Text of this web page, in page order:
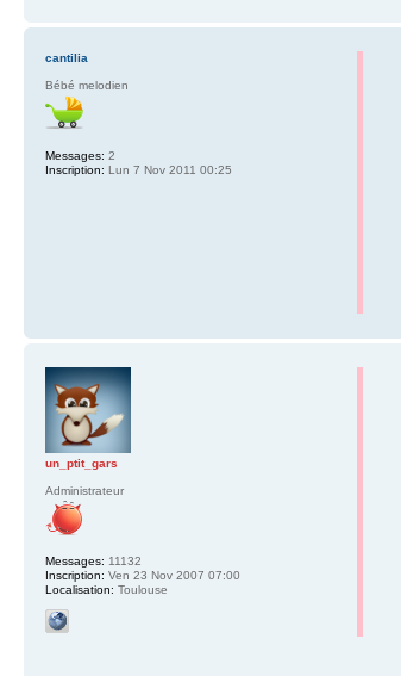
cantilia
Bébé melodien
Messages: 2
Inscription: Lun 7 Nov 2011 00:25
un_ptit_gars
Administrateur
Messages: 11132
Inscription: Ven 23 Nov 2007 07:00
Localisation: Toulouse